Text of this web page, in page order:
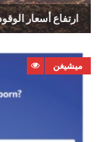
ارتفاع‭ ‬أسعار‭ ‬الوقود‭ ‬والأسمدة‭ ‬الزراعية‭ ‬
ميشيغن